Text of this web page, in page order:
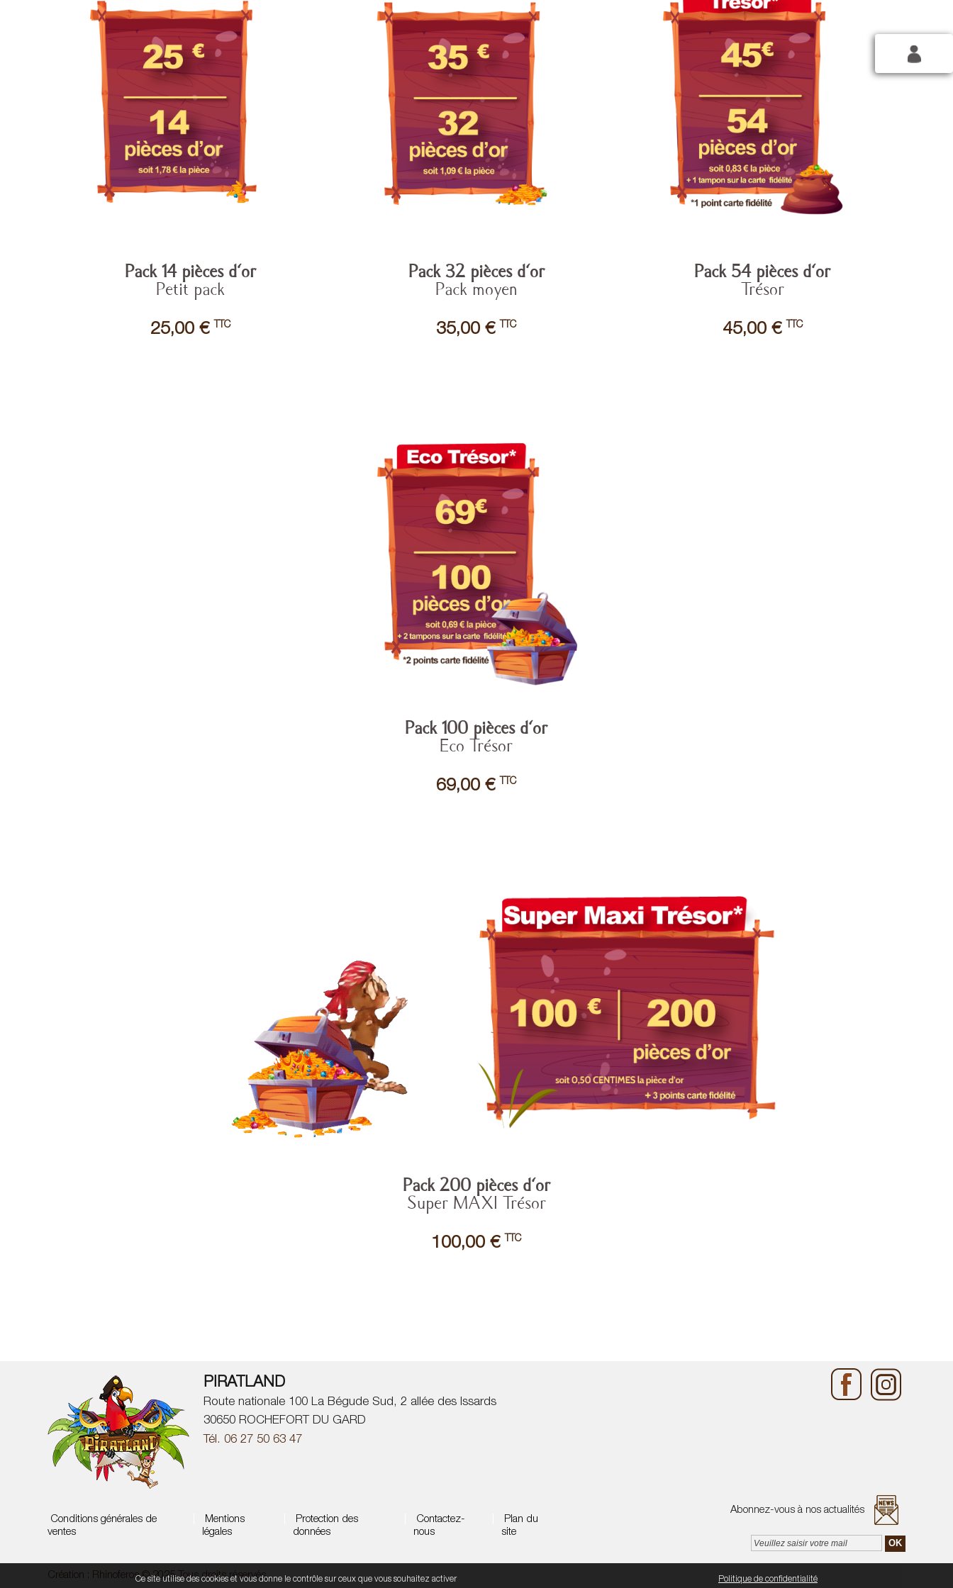
Pack 14 pièces d'or
Petit pack
25,00 € TTC
Pack 32 pièces d'or
Pack moyen
35,00 € TTC
Pack 54 pièces d'or
Trésor
45,00 € TTC
Pack 100 pièces d'or
Eco Trésor
69,00 € TTC
Pack 200 pièces d'or
Super MAXI Trésor
100,00 € TTC
PIRATLAND
Route nationale 100 La Bégude Sud, 2 allée des Issards
30650 ROCHEFORT DU GARD
Tél. 06 27 50 63 47
Conditions générales de
ventes
Mentions
légales
Protection des
données
Contactez-
nous
Plan du
site
Abonnez-vous à nos actualités
Création : Rhinoferos© 2025 Tous droits réservés
Ce site utilise des cookies et vous donne le contrôle sur ceux que vous souhaitez activer Politique de confidentialité